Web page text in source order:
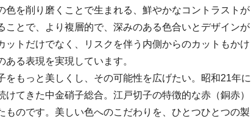
色を削り磨くことで生まれる、鮮やかなコントラストが
ことで、より複層的で、深みのある色合いとデザインが
ットだけでなく、リスクを伴う内側からのカットもかけ
る表現を実現しています。
をもっと美しくし、その可能性を広げたい。昭和21年に
てきた中金硝子総合。江戸切子の特徴的な赤（銅赤）
ものです。美しい色へのこだわりを、ひとつひとつの製